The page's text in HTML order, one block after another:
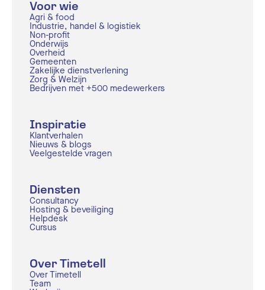
Voor wie
Agri & food
Industrie, handel & logistiek
Non-profit
Onderwijs
Overheid
Gemeenten
Zakelijke dienstverlening
Zorg & Welzijn
Bedrijven met +500 medewerkers
Inspiratie
Klantverhalen
Nieuws & blogs
Veelgestelde vragen
Diensten
Consultancy
Hosting & beveiliging
Helpdesk
Cursus
Over Timetell
Over Timetell
Team